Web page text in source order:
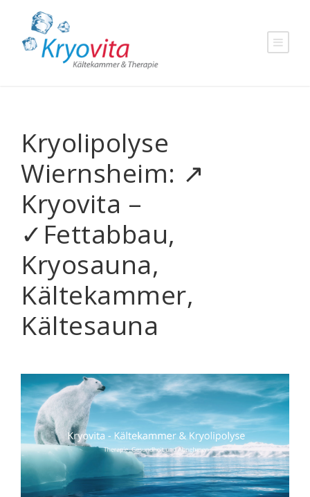
Kryolipolyse
Wiernsheim: ↗️
Kryovita –
✓Fettabbau,
Kryosauna,
Kältekammer,
Kältesauna